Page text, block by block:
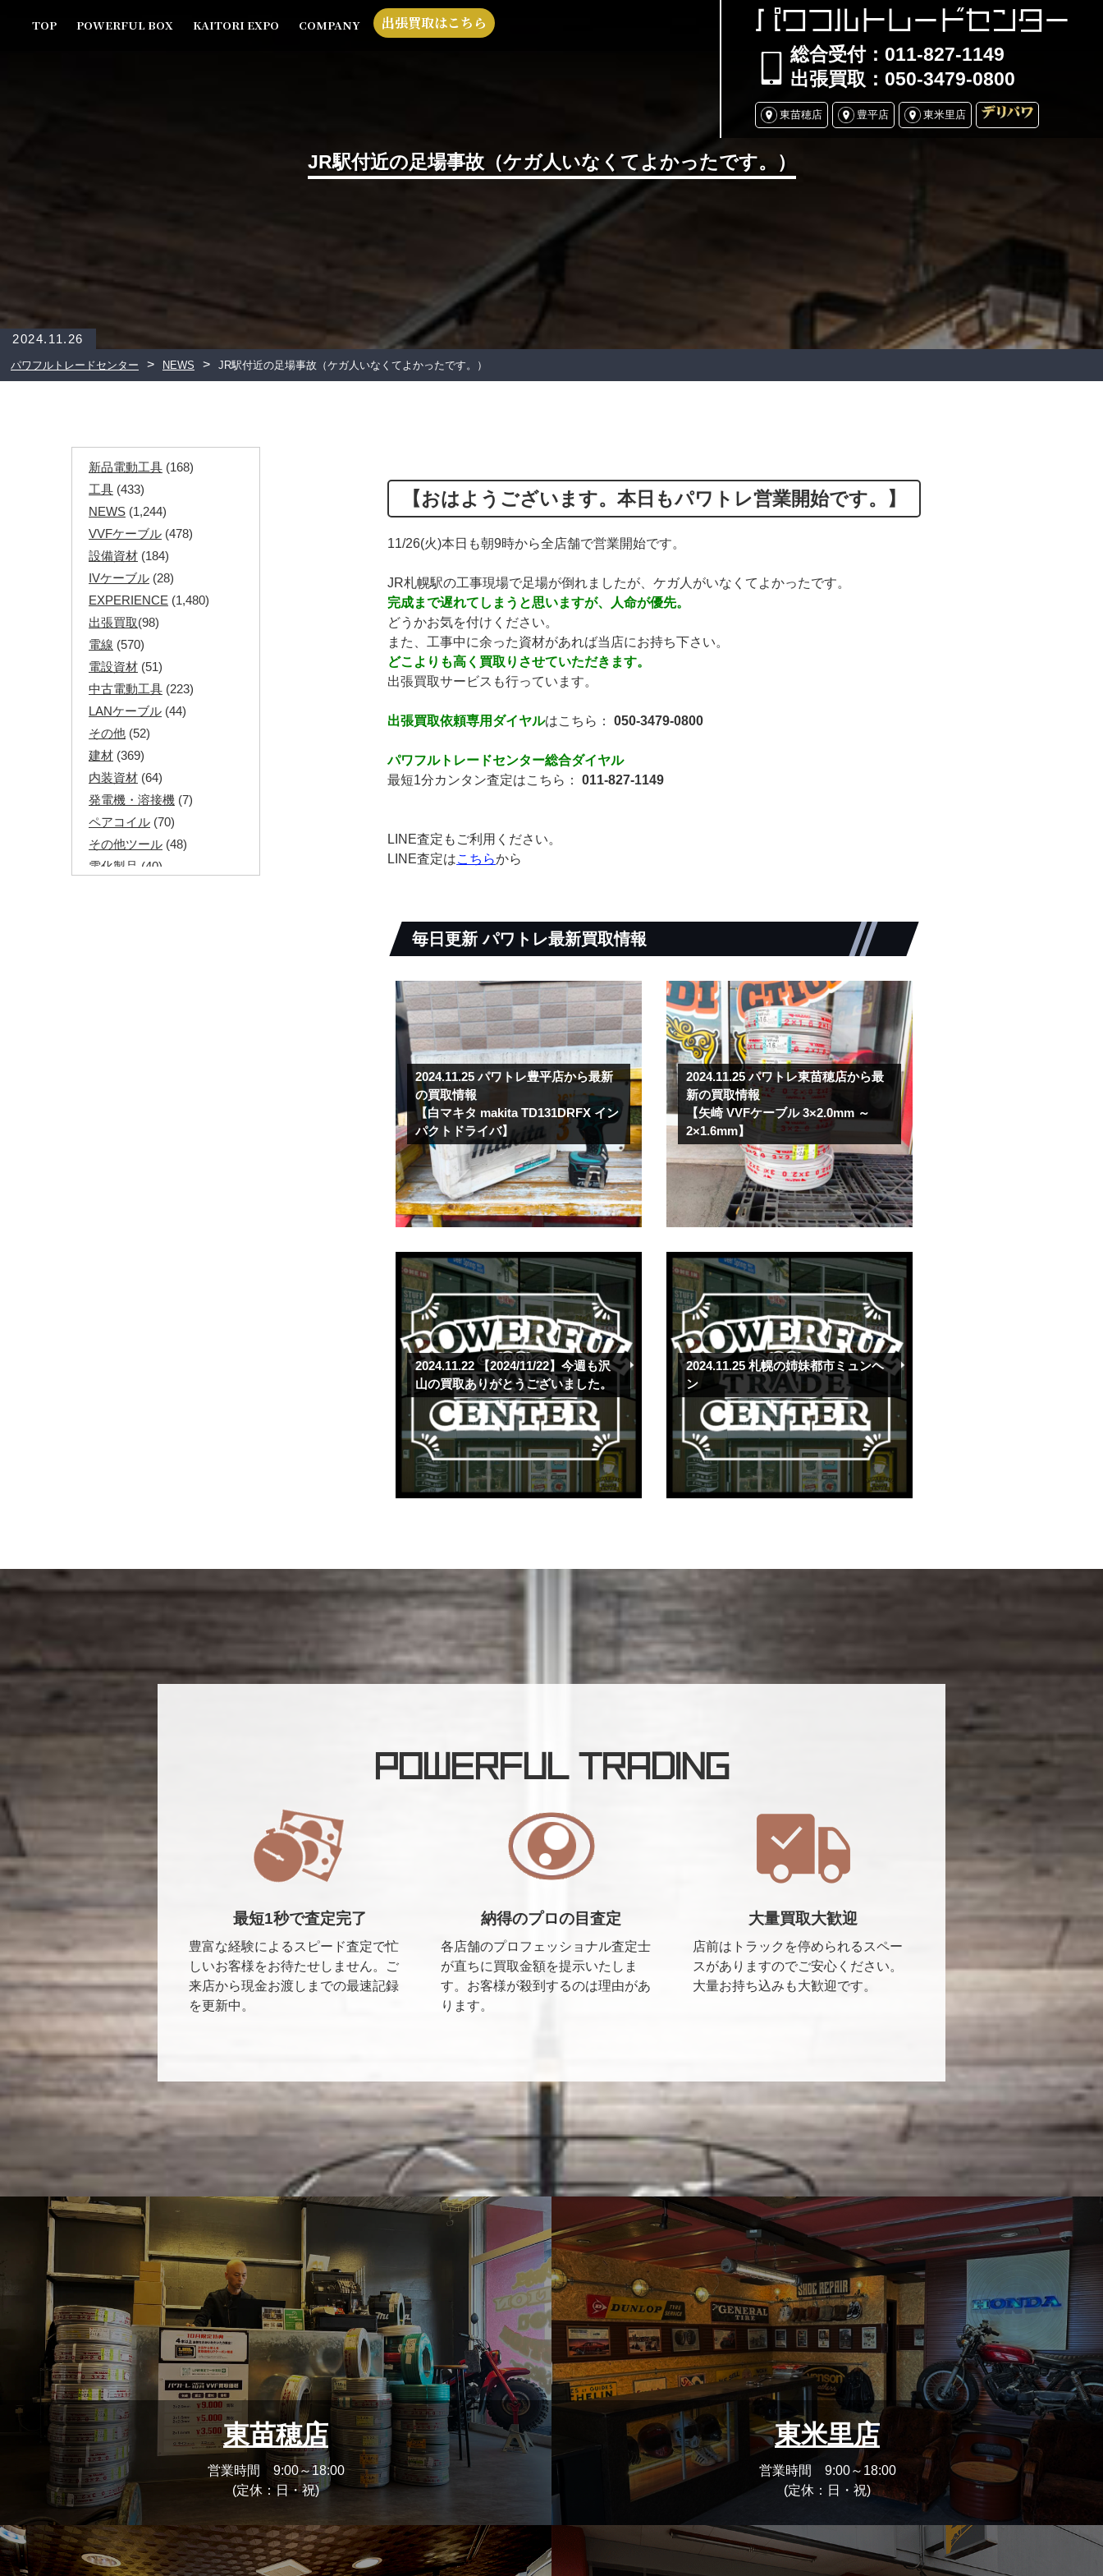
パワフルトレードセンター
総合受付：011-827-1149
出張買取：050-3479-0800
東苗穂店 豊平店 東米里店
TOP POWERFUL BOX KAITORI EXPO COMPANY 出張買取はこちら
JR駅付近の足場事故（ケガ人いなくてよかったです。）
2024.11.26
パワフルトレードセンター > NEWS > JR駅付近の足場事故（ケガ人いなくてよかったです。）
新品電動工具 (168)
工具 (433)
NEWS (1,244)
VVFケーブル (478)
設備資材 (184)
IVケーブル (28)
EXPERIENCE (1,480)
出張買取(98)
電線 (570)
電設資材 (51)
中古電動工具 (223)
LANケーブル (44)
その他 (52)
建材 (369)
内装資材 (64)
発電機・溶接機 (7)
ペアコイル (70)
その他ツール (48)
電化製品 (40)
【おはようございます。本日もパワトレ営業開始です。】
11/26(火)本日も朝9時から全店舗で営業開始です。
JR札幌駅の工事現場で足場が倒れましたが、ケガ人がいなくてよかったです。
完成まで遅れてしまうと思いますが、人命が優先。
どうかお気を付けください。
また、工事中に余った資材があれば当店にお持ち下さい。
どこよりも高く買取りさせていただきます。
出張買取サービスも行っています。
出張買取依頼専用ダイヤルはこちら：050-3479-0800
パワフルトレードセンター総合ダイヤル
最短1分カンタン査定はこちら：011-827-1149
LINE査定もご利用ください。
LINE査定はこちらから
毎日更新パワトレ最新買取情報
2024.11.25パワトレ豊平店から最新
の買取情報
【白マキタ makita TD131DRFX イン
パクトドライバ】
2024.11.25パワトレ東苗穂店から最
新の買取情報
【矢崎 VVFケーブル 3×2.0mm ～
2×1.6mm】
2024.11.22【2024/11/22】今週も沢
山の買取ありがとうございました。
2024.11.25札幌の姉妹都市ミュンヘ
ン
POWERFUL TRADING
最短1秒で査定完了
豊富な経験によるスピード査定で忙
しいお客様をお待たせしません。ご
来店から現金お渡しまでの最速記録
を更新中。
納得のプロの目査定
各店舗のプロフェッショナル査定士
が直ちに買取金額を提示いたしま
す。お客様が殺到するのは理由があ
ります。
大量買取大歓迎
店前はトラックを停められるスペー
スがありますのでご安心ください。
大量お持ち込みも大歓迎です。
東苗穂店
営業時間 9:00～18:00
(定休：日・祝)
東米里店
営業時間 9:00～18:00
(定休：日・祝)